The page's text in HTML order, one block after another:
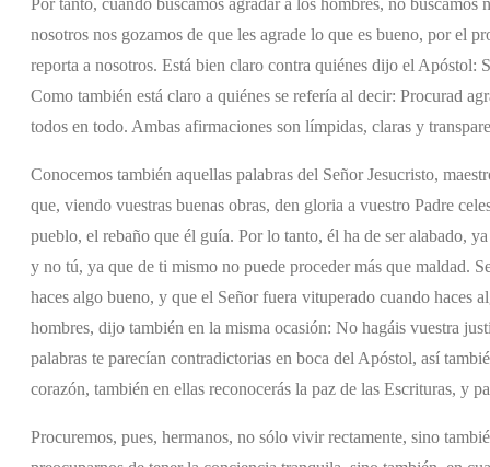
nosotros nos gozamos de que les agrade lo que es bueno, por el
reporta a nosotros. Está bien claro contra quiénes dijo el Apóstol:
Como también está claro a quiénes se refería al decir: Procurad
todos en todo. Ambas afirmaciones son límpidas, claras y
Conocemos también aquellas palabras del Señor Jesucristo,
que, viendo vuestras buenas obras, den gloria a vuestro Padre
pueblo, el rebaño que él guía. Por lo tanto, él ha de ser alabado,
y no tú, ya que de ti mismo no puede proceder más que maldad.
haces algo bueno, y que el Señor fuera vituperado cuando
hombres, dijo también en la misma ocasión: No hagáis vuestra
palabras te parecían contradictorias en boca del Apóstol, así
corazón, también en ellas reconocerás la paz de las Escrituras, y
Procuremos, pues, hermanos, no sólo vivir rectamente, sino